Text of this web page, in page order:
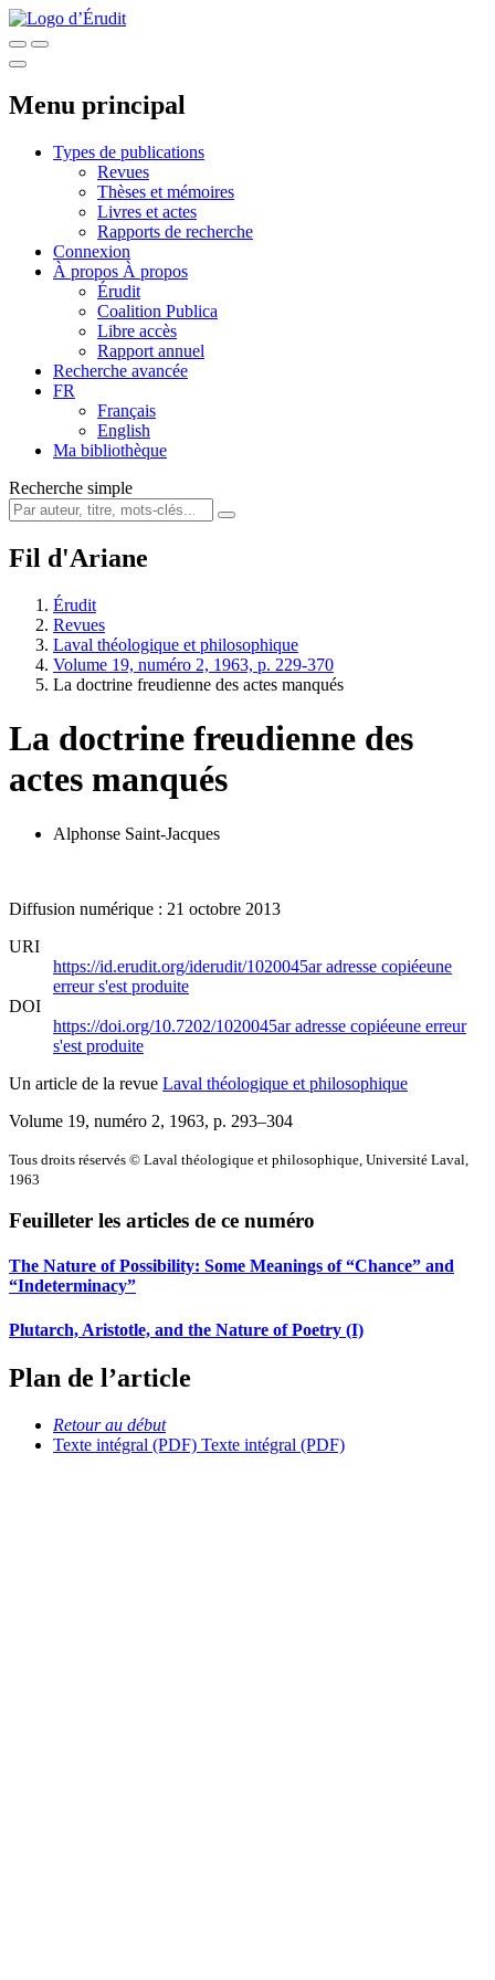
Menu principal
Types de publications
Revues
Thèses et mémoires
Livres et actes
Rapports de recherche
Connexion
À propos À propos
Érudit
Coalition Publica
Libre accès
Rapport annuel
Recherche avancée
FR
Français
English
Ma bibliothèque
Recherche simple
Fil d'Ariane
Érudit
Revues
Laval théologique et philosophique
Volume 19, numéro 2, 1963, p. 229-370
La doctrine freudienne des actes manqués
La doctrine freudienne des
actes manqués
Alphonse Saint-Jacques
Diffusion numérique : 21 octobre 2013
URI
https://id.erudit.org/iderudit/1020045aradresse copiéeune
erreur s'est produite
DOI
https://doi.org/10.7202/1020045aradresse copiéeune erreur
s'est produite
Un article de la revue Laval théologique et philosophique
Volume 19, numéro 2, 1963, p. 293–304
Tous droits réservés © Laval théologique et philosophique, Université Laval,
1963
Feuilleter les articles de ce numéro
The Nature of Possibility: Some Meanings of “Chance” and
“Indeterminacy”
Plutarch, Aristotle, and the Nature of Poetry (I)
Plan de l’article
Retour au début
Texte intégral (PDF) Texte intégral (PDF)